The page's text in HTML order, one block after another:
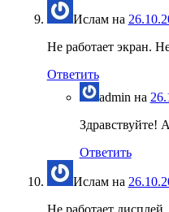
Исламна
Не работает экран.
Ответить
admin на
Здравствуйте!
Ответить
Исламна
Не работает